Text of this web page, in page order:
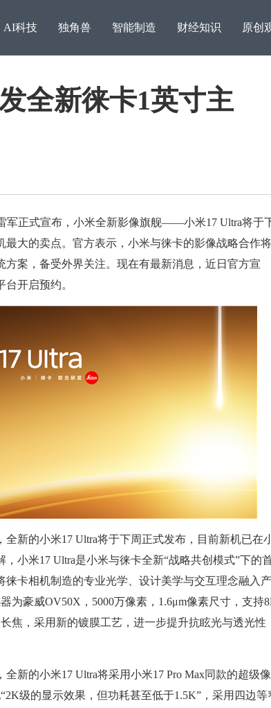
AI科技 独角兽 智能制造 财经知识 原创
全新徕卡1英寸主
正式宣布，小米全新影像旗舰——小米17 Ultra将于
最大的卖点。官方表示，小米与徕卡的影像战略合作将
案，备受外界关注。现在有最新消息，近日官方宣
开启预约。
新的小米17 Ultra将于下周正式发布，目前新机已在
小米17 Ultra是小米与徕卡全新“战略共创模式”下的
卡相机制造的专业光学、设计美学与交互理念融入产
为豪威OV50X，5000万像素，1.6μm像素尺寸，支持
焦，采用新的镀膜工艺，进一步提升抗眩光与透光性
的小米17 Ultra将采用小米17 Pro Max同款的超级像
级的显示效果，但功耗甚至低于1.5K”，采用四边等
广交会直击：蚂蚁国际万里汇
链接
让用户安心又省钱，雅迪以钠
电普